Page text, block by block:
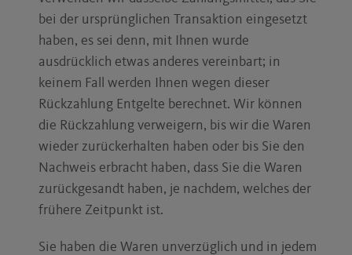
bei der ursprünglichen Transaktion eingesetzt
haben, es sei denn, mit Ihnen wurde
ausdrücklich etwas anderes vereinbart; in
keinem Fall werden Ihnen wegen dieser
Rückzahlung Entgelte berechnet. Wir können
die Rückzahlung verweigern, bis wir die Waren
wieder zurückerhalten haben oder bis Sie den
Nachweis erbracht haben, dass Sie die Waren
zurückgesandt haben, je nachdem, welches der
frühere Zeitpunkt ist.
Sie haben die Waren unverzüglich und in jedem